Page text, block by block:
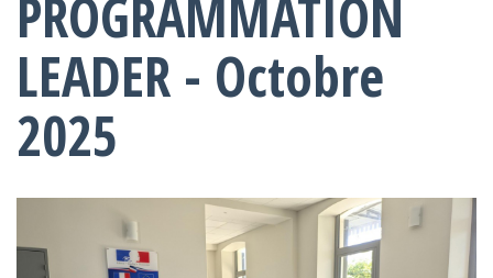
PROGRAMMATION
LEADER - Octobre
2025